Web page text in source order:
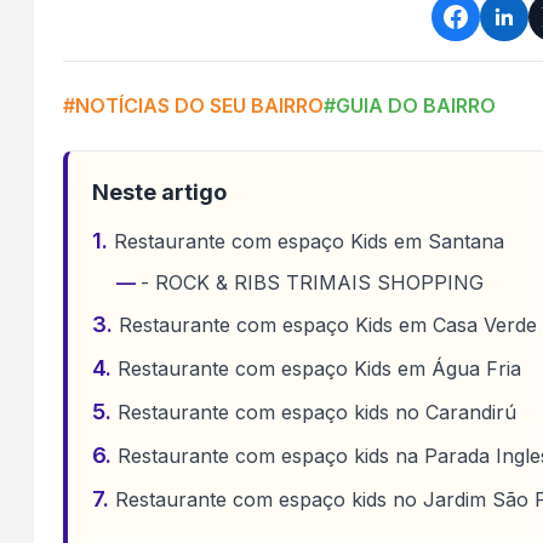
#NOTÍCIAS DO SEU BAIRRO#GUIA DO BAIRRO
Neste artigo
Restaurante com espaço Kids em Santana
- ROCK & RIBS TRIMAIS SHOPPING
Restaurante com espaço Kids em Casa Verde
Restaurante com espaço Kids em Água Fria
Restaurante com espaço kids no Carandirú
Restaurante com espaço kids na Parada
Restaurante com espaço kids no Jardim São